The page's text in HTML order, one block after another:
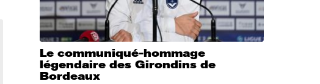
Le communiqué-hommage
légendaire des Girondins de
Bordeaux